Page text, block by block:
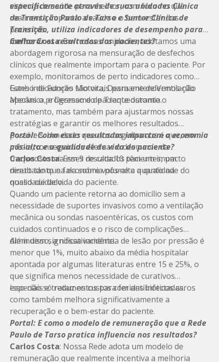
sistema de saúde para melhor, com foco no que
realmente importa: a saúde e o bem-estar dos
pacientes.
especificamente através de suas unidades Clínica
de Transição Paulo de Tarso e Suntor Clínica de
Transição, utiliza indicadores de desempenho para
melhorar os resultados dos pacientes?
Carlos Costa: Em nossas unidades, adotamos uma
abordagem rigorosa na mensuração de desfechos
clínicos que realmente importam para o paciente. Por
exemplo, monitoramos de perto indicadores como
Ganho de Função Motora, Desmame de Ventilação
Mecânica, e Desmame de Traqueostomia.
Estes indicadores são vitais para entendermos não
apenas o progresso do paciente durante o
tratamento, mas também para ajustarmos nossas
estratégias e garantir os melhores resultados
possíveis. Um dado que nos orgulhamos é que, em
média, conseguimos efetuar o desmame da
traqueostomia em 9 de cada 10 pacientes, um
resultado que fala sobre volume e a qualidade do
nosso cuidado.
Portal: Como esses resultados impactam a economia
pós-alta e a qualidade de vida do paciente?
Carlos Costa: Esses resultados têm um impacto
direto tanto na economia pós-alta quanto na
qualidade de vida do paciente.
Quando um paciente retorna ao domicílio sem a
necessidade de suportes invasivos como a ventilação
mecânica ou sondas nasoentéricas, os custos com
cuidados continuados e o risco de complicações
diminuem significativamente.
Além disso, a nossa incidência de lesão por pressão é
menor que 1%, muito abaixo da média hospitalar
apontada por algumas literaturas entre 15 e 25%, o
que significa menos necessidade de curativos
especiais e tratamentos para feridas infectadas.
Isso não só reduz os custos com antibióticos caros
como também melhora significativamente a
recuperação e o bem-estar do paciente.
Portal: E como o modelo de remuneração que a Rede
Paulo de Tarso pratica influencia nos resultados?
Carlos Costa: Nossa Rede adota um modelo de
remuneração que realmente incentiva a melhoria